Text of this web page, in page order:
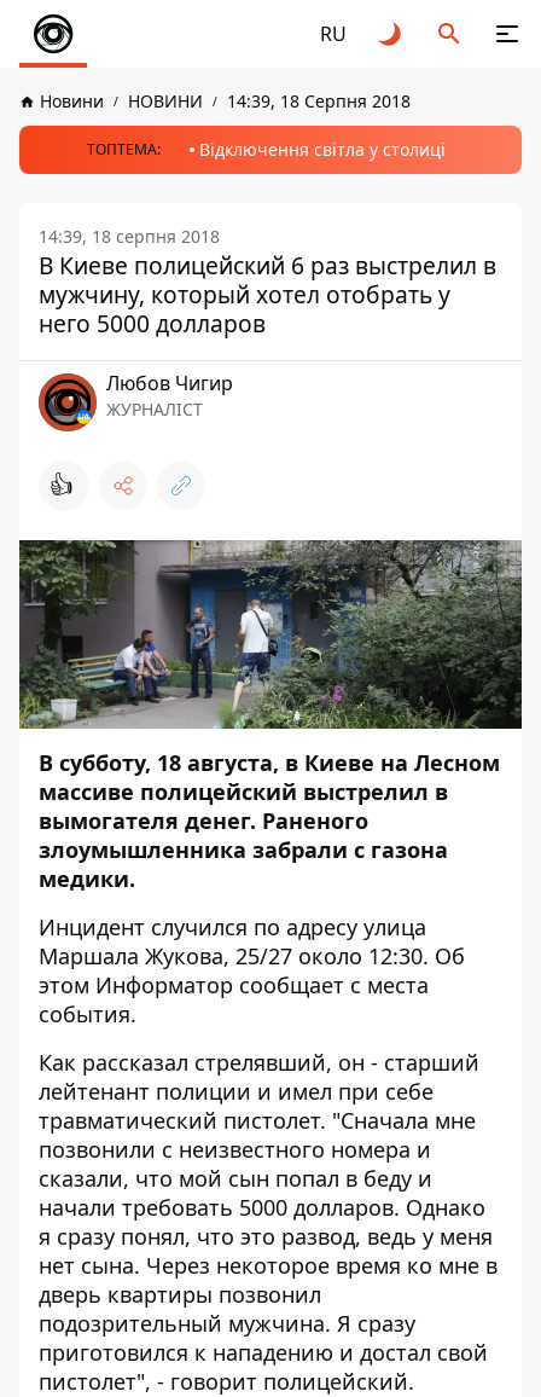
RU
Новини НОВИНИ 14:39, 18 Серпня 2018
ТОПТЕМА: Відключення світла у столиці
14:39, 18 серпня 2018
В Киеве полицейский 6 раз выстрелил в
мужчину, который хотел отобрать у
него 5000 долларов
Любов Чигир
ЖУРНАЛІСТ
👍
В субботу, 18 августа, в Киеве на Лесном
массиве полицейский выстрелил в
вымогателя денег. Раненого
злоумышленника забрали с газона
медики.
Инцидент случился по адресу улица
Маршала Жукова, 25/27 около 12:30. Об
этом Информатор сообщает с места
события.
Как рассказал стрелявший, он - старший
лейтенант полиции и имел при себе
травматический пистолет. "Сначала мне
позвонили с неизвестного номера и
сказали, что мой сын попал в беду и
начали требовать 5000 долларов. Однако
я сразу понял, что это развод, ведь у меня
нет сына. Через некоторое время ко мне в
дверь квартиры позвонил
подозрительный мужчина. Я сразу
приготовился к нападению и достал свой
пистолет", - говорит полицейский.